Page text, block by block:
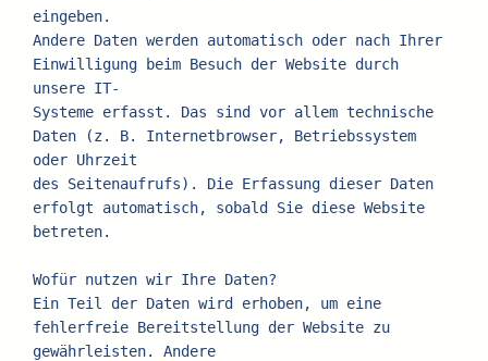
eingeben.
Andere Daten werden automatisch oder nach Ihrer
Einwilligung beim Besuch der Website durch
unsere IT-
Systeme erfasst. Das sind vor allem technische
Daten (z. B. Internetbrowser, Betriebssystem
oder Uhrzeit
des Seitenaufrufs). Die Erfassung dieser Daten
erfolgt automatisch, sobald Sie diese Website
betreten.
Wofür nutzen wir Ihre Daten?
Ein Teil der Daten wird erhoben, um eine
fehlerfreie Bereitstellung der Website zu
gewährleisten. Andere